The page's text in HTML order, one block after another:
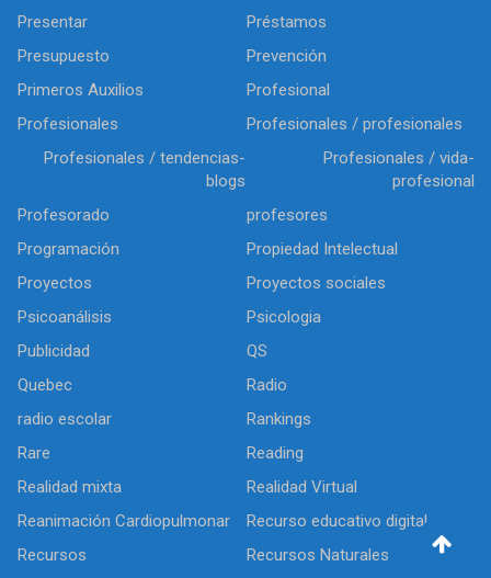
Presentar
Préstamos
Presupuesto
Prevención
Primeros Auxilios
Profesional
Profesionales
Profesionales / profesionales
Profesionales / tendencias-
blogs
Profesionales / vida-
profesional
Profesorado
profesores
Programación
Propiedad Intelectual
Proyectos
Proyectos sociales
Psicoanálisis
Psicologia
Publicidad
QS
Quebec
Radio
radio escolar
Rankings
Rare
Reading
Realidad mixta
Realidad Virtual
Reanimación Cardiopulmonar
Recurso educativo digital
Recursos
Recursos Naturales